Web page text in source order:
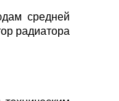
средней
радиатора